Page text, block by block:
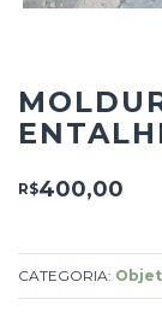
R$400,00
CATEGORIA: